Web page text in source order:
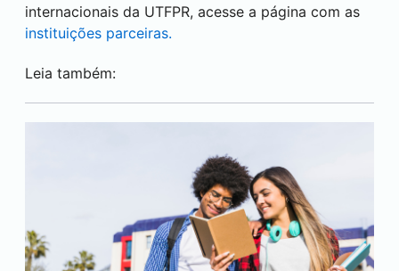
internacionais da UTFPR, acesse a página com as
instituições parceiras.
Leia também: